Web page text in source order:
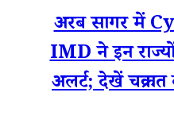
अरब सागर में
IMD ने इन
अलर्ट; देखें